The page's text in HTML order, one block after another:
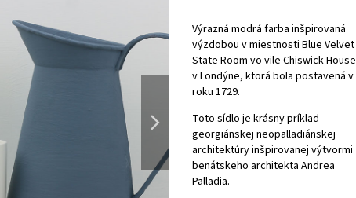
Výrazná modrá farba inšpirovaná
výzdobou v miestnosti Blue Velvet
State Room vo vile Chiswick House
v Londýne, ktorá bola postavená v
roku 1729.
Toto sídlo je krásny príklad
georgiánskej neopalladiánskej
architektúry inšpirovanej výtvormi
benátskeho architekta Andrea
Palladia.